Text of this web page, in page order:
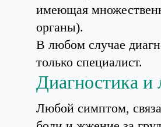
имеющая
органы).
В любом случае
только специалист.
Диагностика и
Любой симптом,